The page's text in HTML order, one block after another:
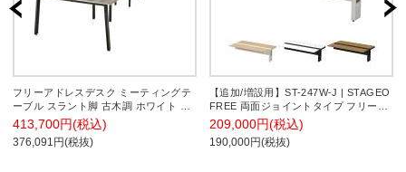
フリーアドレスデスク ミーティングテ
ーブル スラント脚 古木調 ホワイト 天
板テーパーエッジ仕様 幅6000×奥行
1400×高さ720mm
413,700円(税込)
376,091円(税抜)
【追加/増設用】ST-247W-J | STAGEO
FREE 両面ジョイントタイプ フリーア
ドレスデスク 幅2400×奥行1400×高さ
720mm PLUS(プラス)
209,000円(税込)
190,000円(税抜)